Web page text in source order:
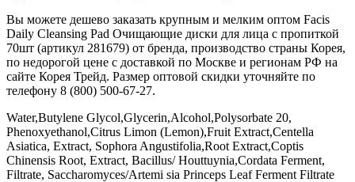
Вы можете дешево заказать крупным и мелким оптом Facis
Daily Cleansing Pad Очищающие диски для лица с пропиткой
70шт (артикул 281679) от бренда, производство страны Корея,
по недорогой цене с доставкой по Москве и регионам РФ на
сайте Корея Трейд. Размер оптовой скидки уточняйте по
телефону 8 (800) 500-67-27.
Water,Butylene Glycol,Glycerin,Alcohol,Polysorbate 20,
Phenoxyethanol,Citrus Limon (Lemon),Fruit Extract,Centella
Asiatica, Extract, Sophora Angustifolia,Root Extract,Coptis
Chinensis Root, Extract, Bacillus/ Houttuynia,Cordata Ferment,
Filtrate, Saccharomyces/Artemi sia Princeps Leaf Ferment Filtrate